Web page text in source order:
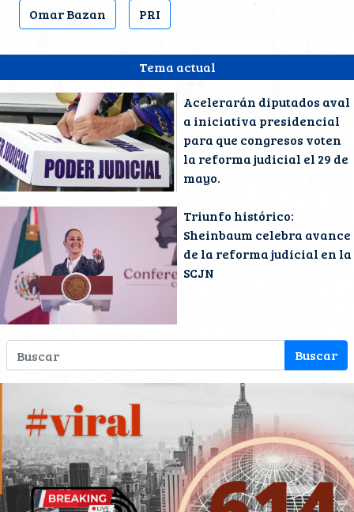
Tema actual
Acelerarán diputados aval
a iniciativa presidencial
para que congresos voten
la reforma judicial el 29 de
mayo.
Triunfo histórico:
Sheinbaum celebra avance
de la reforma judicial en la
SCJN
Omar Bazan
PRI